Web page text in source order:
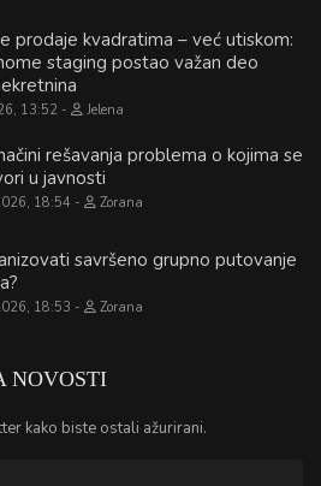
prodaje kvadratima – već utiskom:
staging postao važan deo
13:52 Jelena
rešavanja problema o kojima se
u javnosti
18:54 Zorana
savršeno grupno putovanje
18:53 Zorana
NOVOSTI
kako biste ostali ažurirani.